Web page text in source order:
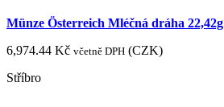
Münze Österreich Mléčná dráha 22,42g
6,974.44 Kč včetně DPH (CZK)
Stříbro